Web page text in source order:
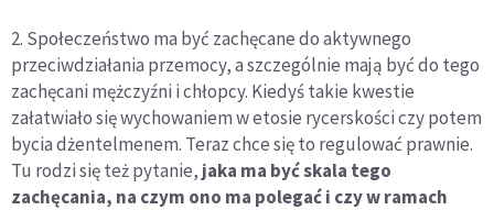
2. Społeczeństwo ma być zachęcane do aktywnego
przeciwdziałania przemocy, a szczególnie mają być do tego
zachęcani mężczyźni i chłopcy. Kiedyś takie kwestie
załatwiało się wychowaniem w etosie rycerskości czy potem
bycia dżentelmenem. Teraz chce się to regulować prawnie.
Tu rodzi się też pytanie, jaka ma być skala tego
zachęcania, na czym ono ma polegać i czy w ramach